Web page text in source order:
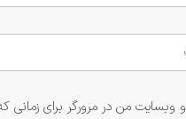
وبسایت من در مرورگر برای زمانی که